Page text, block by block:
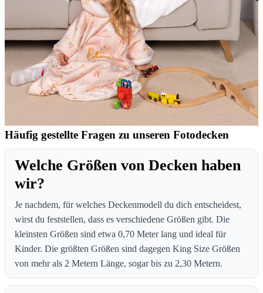
Häufig gestellte Fragen zu unseren Fotodecken
Welche Größen von Decken haben
wir?
Je nachdem, für welches Deckenmodell du dich entscheidest,
wirst du feststellen, dass es verschiedene Größen gibt. Die
kleinsten Größen sind etwa 0,70 Meter lang und ideal für
Kinder. Die größten Größen sind dagegen King Size Größen
von mehr als 2 Metern Länge, sogar bis zu 2,30 Metern.